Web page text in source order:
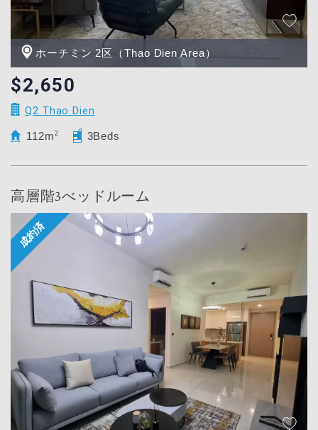
ホーチミン 2区（Thao Dien Area）
$2,650
Q2 Thao Dien
112m 2 3Beds
高層階3べッドルーム